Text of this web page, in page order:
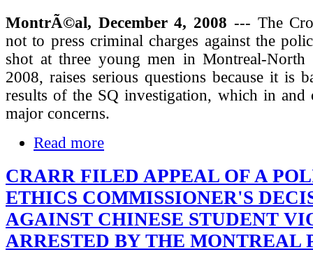
MontrÃ©al, December 4, 2008 --- The
not to press criminal charges against the
shot at three young men in Montreal-
2008, raises serious questions because it is
results of the SQ investigation, which in and
major concerns.
Read more
CRARR FILED APPEAL OF A
ETHICS COMMISSIONER'S
AGAINST CHINESE STUDENT
ARRESTED BY THE MONTREAL